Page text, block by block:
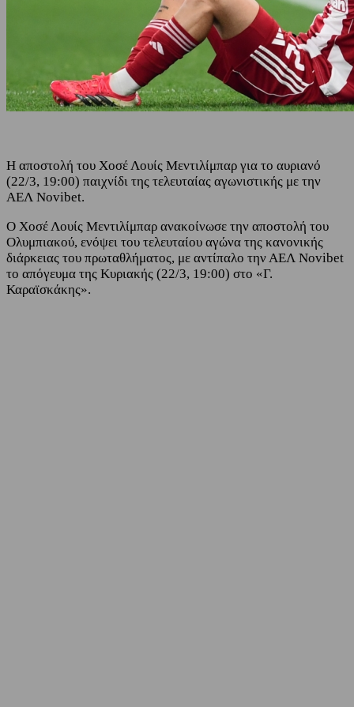
Η αποστολή του Χοσέ Λουίς Μεντιλίμπαρ για το αυριανό
(22/3, 19:00) παιχνίδι της τελευταίας αγωνιστικής με την
ΑΕΛ Novibet.
Ο Χοσέ Λουίς Μεντιλίμπαρ ανακοίνωσε την αποστολή του
Ολυμπιακού, ενόψει του τελευταίου αγώνα της κανονικής
διάρκειας του πρωταθλήματος, με αντίπαλο την ΑΕΛ Novibet
το απόγευμα της Κυριακής (22/3, 19:00) στο «Γ.
Καραϊσκάκης».